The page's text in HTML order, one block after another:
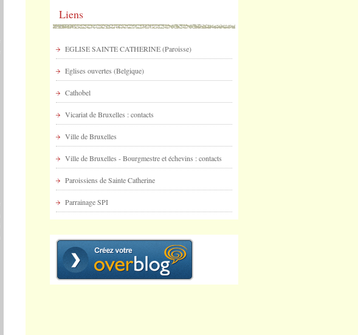
Liens
EGLISE SAINTE CATHERINE (Paroisse)
Eglises ouvertes (Belgique)
Cathobel
Vicariat de Bruxelles : contacts
Ville de Bruxelles
Ville de Bruxelles - Bourgmestre et échevins : contacts
Paroissiens de Sainte Catherine
Parrainage SPI